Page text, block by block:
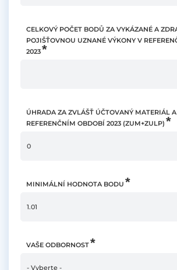
CELKOVÝ POČET BODŮ ZA VYKÁZANÉ A
POJIŠŤOVNOU UZNANÉ VÝKONY V
2023
ÚHRADA ZA ZVLÁŠŤ ÚČTOVANÝ MATERIÁL
REFERENČNÍM OBDOBÍ 2023 (ZUM+ZULP)
MINIMÁLNÍ HODNOTA BODU
VAŠE ODBORNOST